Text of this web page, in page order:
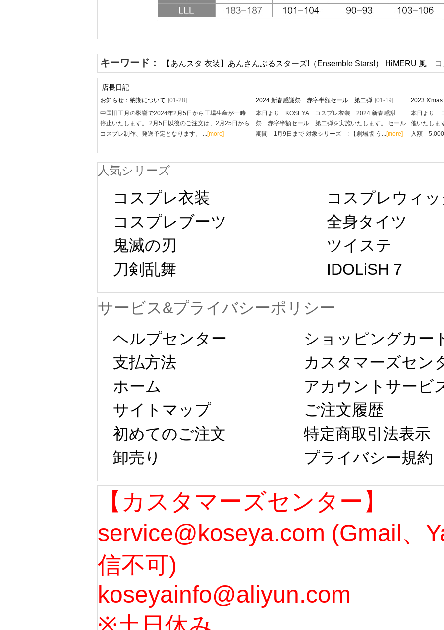
キーワード： 【あんスタ 衣装】あんさんぶるスターズ!（Ensemble Stars!） HiMERU 風 コ
店長日記
お知らせ：納期について [01-28]
中国旧正月の影響で2024年2月5日から工場生産が一時
停止いたします。 2月5日以後のご注文は、2月25日から
コスプレ制作、発送予定となります。 ...[more]
2024 新春感謝祭 赤字半額セール 第二弾 [01-19]
本日より KOSEYA コスプレ衣装 2024 新春感謝
祭 赤字半額セール 第二弾を実施いたします。 セール
期間 1月9日まで 対象シリーズ : 【劇場版 う...[more]
2023
本日より
催いたしま
入額
人気シリーズ
コスプレ衣装
コスプレウィ
コスプレブーツ
全身タイツ
鬼滅の刃
ツイステ
刀剣乱舞
IDOLiSH 7
サービス&プライバシーポリシー
ヘルプセンター
ショッピングカー
支払方法
カスタマーズセン
ホーム
アカウントサービ
サイトマップ
ご注文履歴
初めてのご注文
特定商取引法表示
卸売り
プライバシー規約
【カスタマーズセンター】
service@koseya.com (Gmail、
信不可)
koseyainfo@aliyun.com